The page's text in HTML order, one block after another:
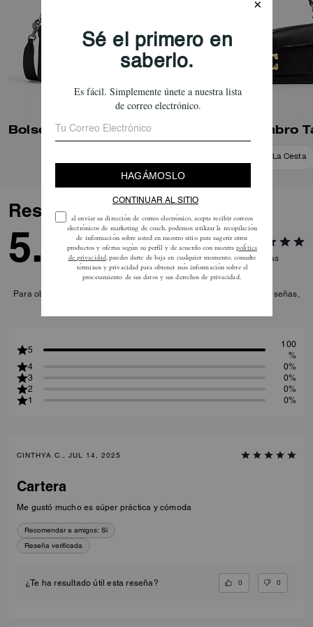
Añadir A La Cesta
Reseñas
5.0 5 Reseñas
Para obtener más información sobre cómo verificamos nuestras reseñas,
5
100
%
4
0%
3
0%
2
0%
1
0%
CINTHYA C., JUL 14, 2025
Cartera
Me gustó mucho es súper práctica y cómoda
Recomendar a amigos: Sí
Reseña verificada
¿Te ha resultado útil esta reseña? 0 0